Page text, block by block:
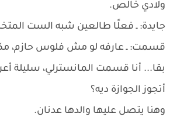
ولادي خالص.
جايدة: ـ فعلًا طالعين شبه الست
قسمت: ـ عارفه لو مش فلوس حازم،
بقا... أنا قسمت المانسترلي، سليلة
أتجوز الجوازة ديه؟
وهنا يتصل عليها والدها عدنان.